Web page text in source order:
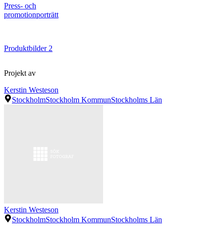
Press- och
promotionporträtt
Produktbilder 2
Projekt av
Kerstin Westeson
StockholmStockholm KommunStockholms Län
Kerstin Westeson
StockholmStockholm KommunStockholms Län